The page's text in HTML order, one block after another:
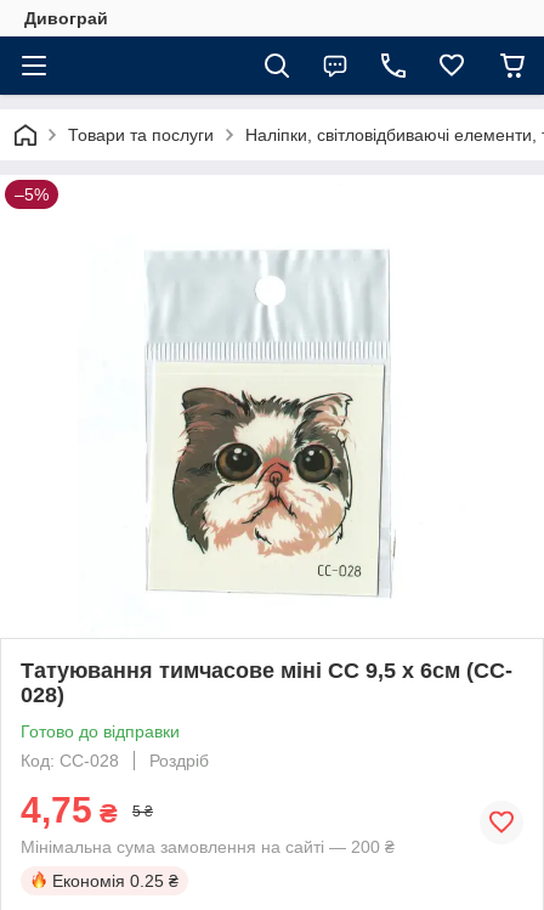
Дивограй
Товари та послуги Наліпки, світловідбиваючі
–5%
Татуювання тимчасове міні CC 9,5 х 6см (CC-
028)
Готово до відправки
Код: CC-028
Роздріб
4,75 ₴ 5 ₴
Мінімальна сума замовлення на сайті — 200 ₴
Економія 0.25 ₴